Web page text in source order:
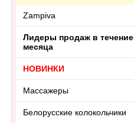
Zampiva
Лидеры продаж в течение
месяца
НОВИНКИ
Массажеры
Белорусские колокольчики